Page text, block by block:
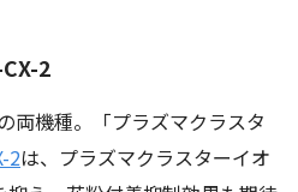
2
両機種。「プラズマクラスタ
2は、プラズマクラスターイオ